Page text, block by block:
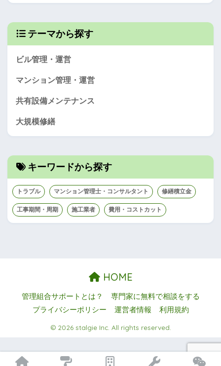
テーマから探す
ビル管理・運営
マンション管理・運営
共有設備メンテナンス
大規模修繕
キーワードから探す
トラブル マンション管理士・コンサルタント 修繕積立金
工事期間・周期 施工業者 費用・コストカット
HOME
管理組合サポートとは？
専門家に無料で相談をする
プライバシーポリシー
運営者情報 利用規約
© 2026 stalgie Inc. All rights reserved.